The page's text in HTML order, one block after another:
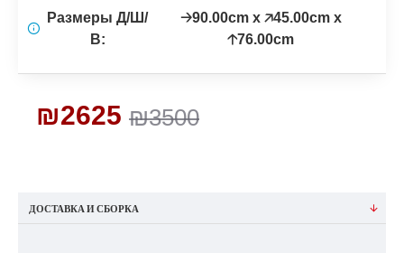
₪3500
₪2625
Размеры Д/Ш/
В:
🡢90.00cm x 🡥45.00cm x
🡡76.00cm
ДОСТАВКА И СБОРКА